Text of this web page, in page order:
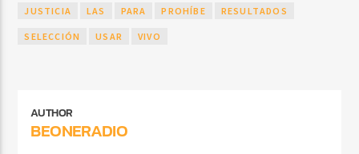
JUSTICIA LAS PARA PROHÍBE RESULTADOS
SELECCIÓN USAR VIVO
AUTHOR
BEONERADIO